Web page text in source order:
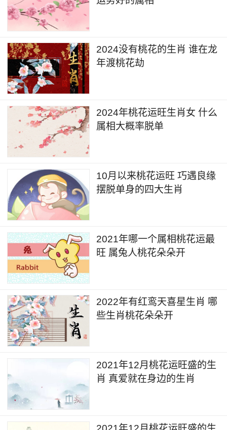
2024没有桃花的生肖 谁在龙
年渡桃花劫
2024年桃花运旺生肖女 什么
属相大概率脱单
10月以来桃花运旺 巧遇良缘
摆脱单身的四大生肖
2021年哪一个属相桃花运最
旺 属兔人桃花朵朵开
2022年有红鸾天喜星生肖 哪
些生肖桃花朵朵开
2021年12月桃花运旺盛的生
肖 真爱就在身边的生肖